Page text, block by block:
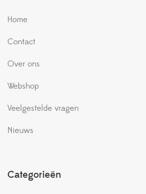
Home
Contact
Over ons
Webshop
Veelgestelde vragen
Nieuws
Categorieën